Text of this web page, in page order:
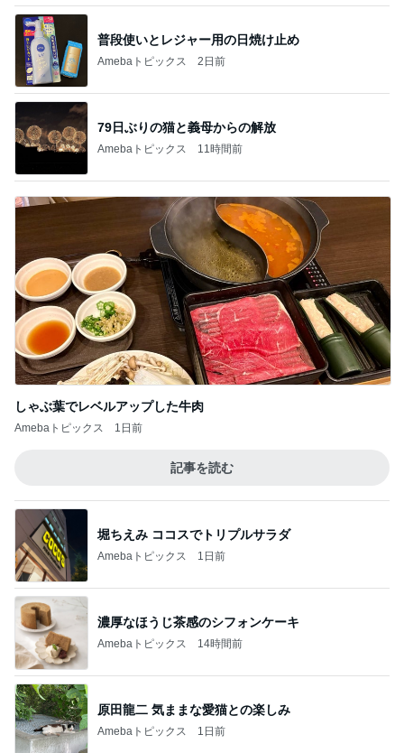
普段使いとレジャー用の日焼け止め
Amebaトピックス 2日前
79日ぶりの猫と義母からの解放
Amebaトピックス 11時間前
しゃぶ葉でレベルアップした牛肉
Amebaトピックス 1日前
記事を読む
堀ちえみ ココスでトリプルサラダ
Amebaトピックス 1日前
濃厚なほうじ茶感のシフォンケーキ
Amebaトピックス 14時間前
原田龍二 気ままな愛猫との楽しみ
Amebaトピックス 1日前